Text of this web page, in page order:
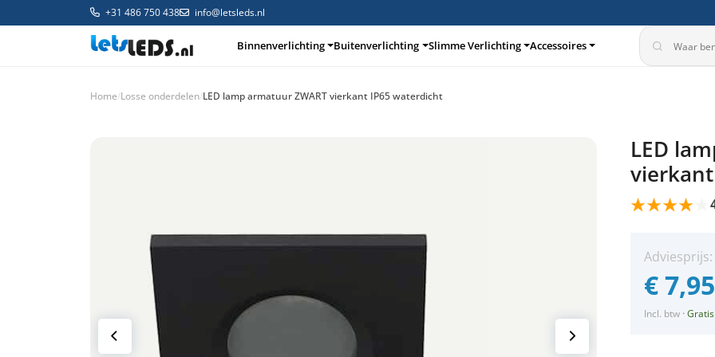
+31 486 750 438 info@letsleds.nl
Binnenverlichting Buitenverlichting Slimme Verlichting Accessoires
Home/Losse onderdelen/LED lamp armatuur ZWART vierkant IP65 waterdicht
LED
€7,95
Incl. btw ·